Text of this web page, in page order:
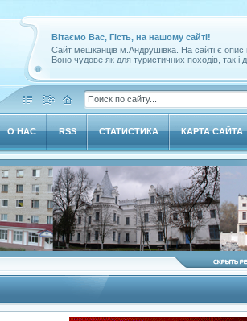
Вітаємо Вас, Гість, на нашому сайті!
Сайт мешканців м.Андрушівка. На сайті є опис
Воно чудове як для туристичних походів, так і
О НАС RSS СТАТИСТИКА КАРТА САЙТА